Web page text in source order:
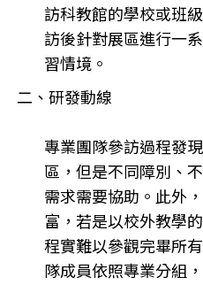
訪科教館的學校或班
訪後針對展區進行一
習情境。
二、研發動線
專業團隊參訪過程發
區，但是不同障別、
需求需要協助。此外
富，若是以校外教學
程實難以參觀完畢所
隊成員依照專業分組